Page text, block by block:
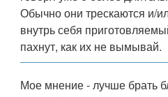
Обычно они трескаются и/
внутрь себя
пахнут, как их не вымывай.
Мое мнение - лучше брать